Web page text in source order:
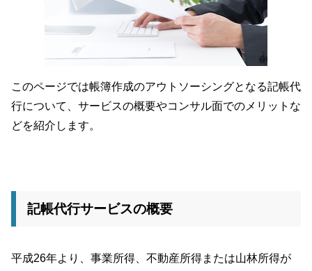
このページでは帳簿作成のアウトソーシングとなる記帳代
行について、サービスの概要やコンサル面でのメリットな
どを紹介します。
記帳代行サービスの概要
平成26年より、事業所得、不動産所得または山林所得が